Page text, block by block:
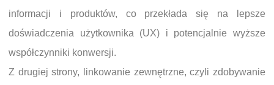
informacji i produktów, co przekłada się na lepsze
doświadczenia użytkownika (UX) i potencjalnie wyższe
współczynniki konwersji.
Z drugiej strony, linkowanie zewnętrzne, czyli zdobywanie